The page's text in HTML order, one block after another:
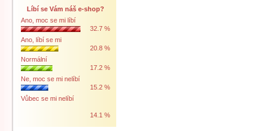
Líbí se Vám náš e-shop?
Ano, moc se mi líbí
32.7 %
Ano, líbí se mi
20.8 %
Normální
17.2 %
Ne, moc se mi nelíbí
15.2 %
Vůbec se mi nelíbí
14.1 %